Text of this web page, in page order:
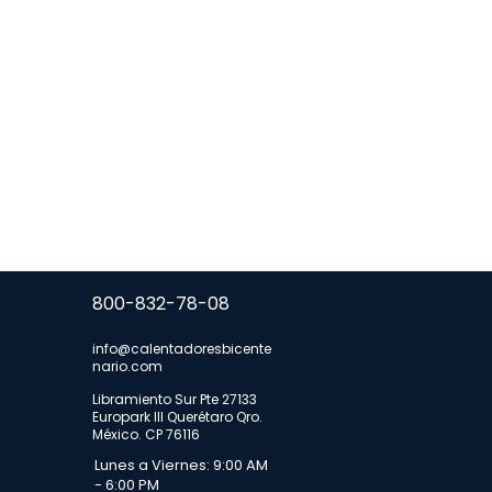
800-832-78-08
info@calentadoresbicente
nario.com
Libramiento Sur Pte 27133
Europark III Querétaro Qro.
México. CP 76116
Lunes a Viernes: 9:00 AM
- 6:00 PM